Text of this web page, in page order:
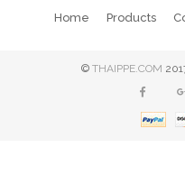
Home Products
© THAIPPE.COM